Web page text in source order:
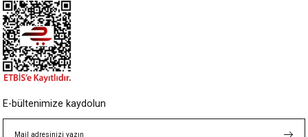
Bu ürüne benzer farklı alternatifler olmalı.
E-bültenimize kaydolun